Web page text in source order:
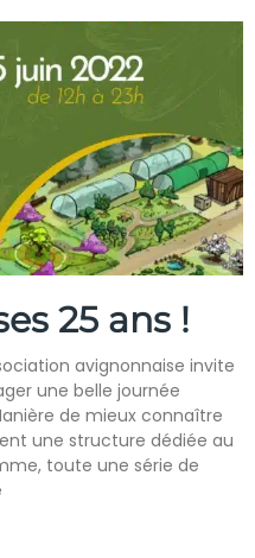
25 ans !
avignonnaise invite
une belle journée
de mieux connaître
une structure dédiée au
toute une série de